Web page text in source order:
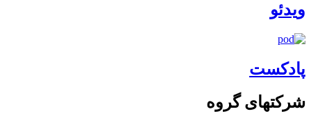
ویدئو
پادکست
شرکتهای گروه